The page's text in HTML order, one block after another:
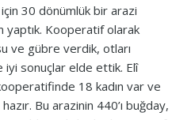
30 dönümlük bir arazi
yaptık. Kooperatif olarak
ve gübre verdik, otları
sonuçlar elde ettik. Elî
18 kadın var ve
Bu arazinin 440’ı buğday,